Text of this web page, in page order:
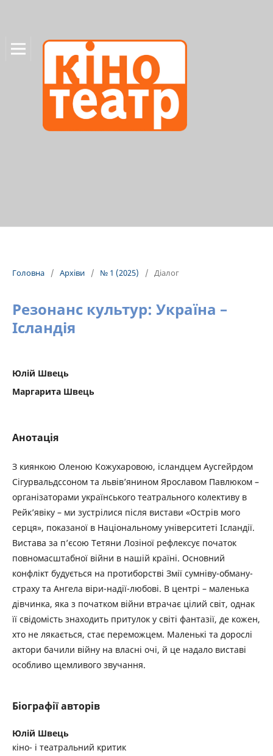
Головна / Архіви / № 1 (2025) / Діалог
Резонанс культур: Україна –
Ісландія
Юлій Швець
Маргарита Швець
Анотація
З киянкою Оленою Кожухаровою, ісландцем Аусгейрдом
Сігурвальдссоном та львів’янином Ярославом Павлюком –
організаторами українського театрального колективу в
Рейк’явіку – ми зустрілися після вистави «Острів мого
серця», показаної в Національному університеті Ісландії.
Вистава за п’єсою Тетяни Лозіної рефлексує початок
повномасштабної війни в нашій країні. Основний
конфлікт будується на протиборстві Змії сумніву-обману-
страху та Ангела віри-надії-любові. В центрі – маленька
дівчинка, яка з початком війни втрачає цілий світ, однак
її свідомість знаходить притулок у світі фантазії, де кожен,
хто не лякається, стає переможцем. Маленькі та дорослі
актори бачили війну на власні очі, й це надало виставі
особливо щемливого звучання.
Біографії авторів
Юлій Швець
кіно- і театральний критик